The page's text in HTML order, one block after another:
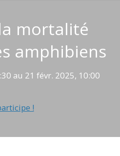
mortalité
amphibiens
au 21 févr. 2025, 10:00
!